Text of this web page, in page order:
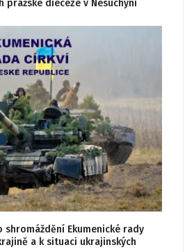
pražské diecéze v Nesuchyni
shromáždění Ekumenické rady
a k situaci ukrajinských